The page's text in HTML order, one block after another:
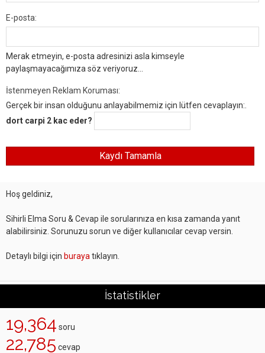
E-posta:
Merak etmeyin, e-posta adresinizi asla kimseyle
paylaşmayacağımıza söz veriyoruz...
İstenmeyen Reklam Koruması:
Gerçek bir insan olduğunu anlayabilmemiz için lütfen cevaplayın:.
dort carpi 2 kac eder?
Hoş geldiniz,
Sihirli Elma Soru & Cevap ile sorularınıza en kısa zamanda yanıt
alabilirsiniz. Sorunuzu sorun ve diğer kullanıcılar cevap versin.
Detaylı bilgi için buraya tıklayın.
İstatistikler
19,364 soru
22,785 cevap